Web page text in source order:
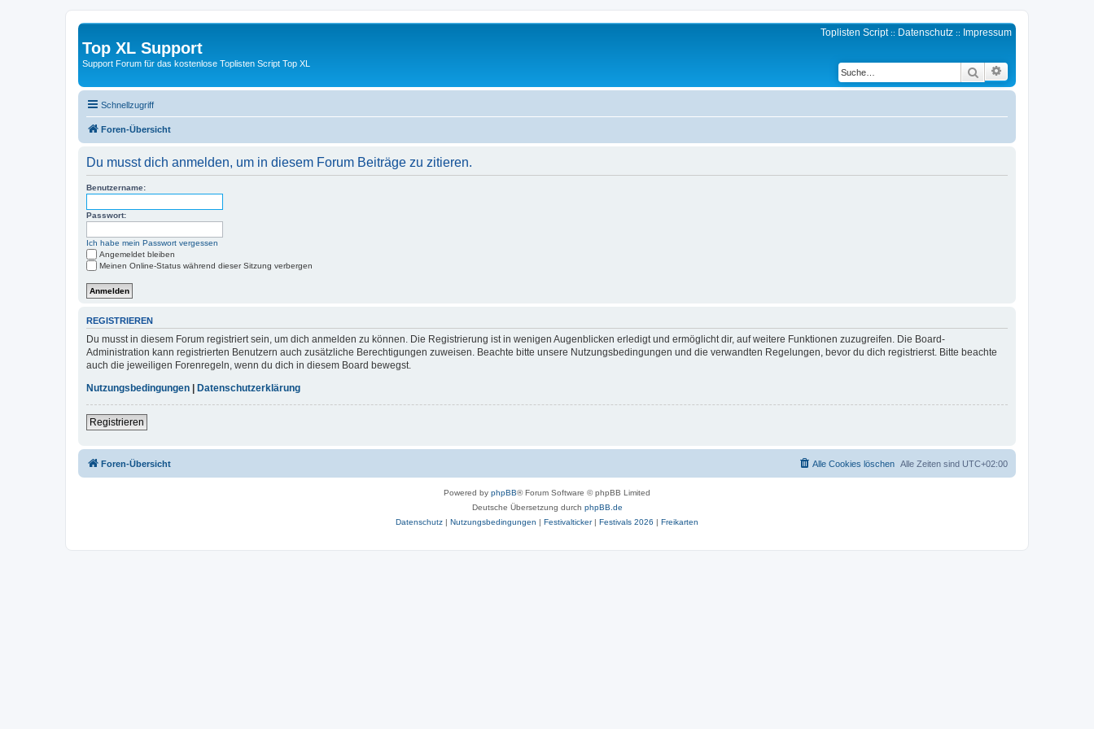
Top XL Support
Support Forum für das kostenlose Toplisten Script Top XL
Toplisten Script:: Datenschutz :: Impressum
Suche
Schnellzugriff
Foren-Übersicht
Du musst dich anmelden, um in diesem Forum Beiträge zu zitieren.
Benutzername:
Passwort:
Ich habe mein Passwort vergessen
Angemeldet bleiben
Meinen Online-Status während dieser Sitzung verbergen
REGISTRIEREN
Du musst in diesem Forum registriert sein, um dich anmelden zu können. Die Registrierung ist in wenigen Augenblicken erledigt und ermöglicht dir, auf weitere Funktionen zuzugreifen. Die Board-
Administration kann registrierten Benutzern auch zusätzliche Berechtigungen zuweisen. Beachte bitte unsere Nutzungsbedingungen und die verwandten Regelungen, bevor du dich registrierst. Bitte beachte
auch die jeweiligen Forenregeln, wenn du dich in diesem Board bewegst.
Nutzungsbedingungen
Datenschutzerklärung
Registrieren
Foren-Übersicht Alle Zeiten sind UTC+02:00
Alle Cookies löschen
Powered by phpBB® Forum Software © phpBB Limited
Deutsche Übersetzung durch phpBB.de
Datenschutz | Nutzungsbedingungen | Festivalticker| Festivals 2026 | Freikarten